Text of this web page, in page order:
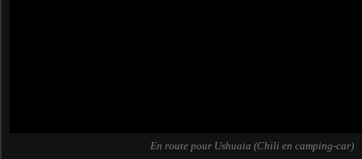
En route pour Ushuaia (Chili en camping-car)